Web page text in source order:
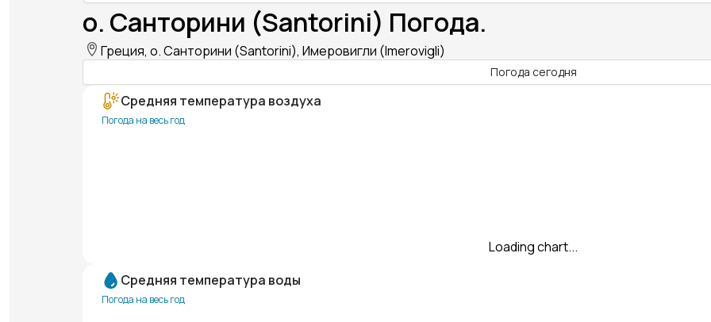
о. Санторини (Santorini) Погода.
Греция, о. Санторини (Santorini), Имеровигли (Imerovigli)
Погода сегодня
Средняя температура воздуха
Погода на весь год
Loading chart...
Средняя температура воды
Погода на весь год